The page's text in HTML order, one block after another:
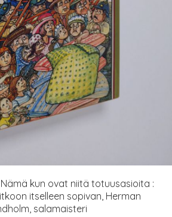
Nämä kun ovat niitä totuusasioita :
itselleen sopivan, Herman
salamaisteri